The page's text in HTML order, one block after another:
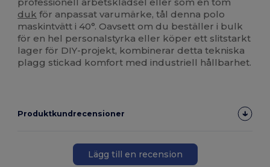
professionell arbetsklädsel eller som en tom
duk för anpassat varumärke, tål denna polo
maskintvätt i 40°. Oavsett om du beställer i bulk
för en hel personalstyrka eller köper ett slitstarkt
lager för DIY-projekt, kombinerar detta tekniska
plagg stickad komfort med industriell hållbarhet.
Produktkundrecensioner
Lägg till en recension